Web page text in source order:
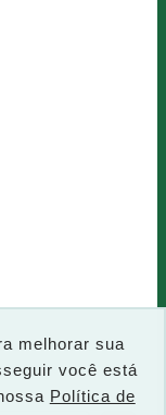
melhorar sua
você está
Política de